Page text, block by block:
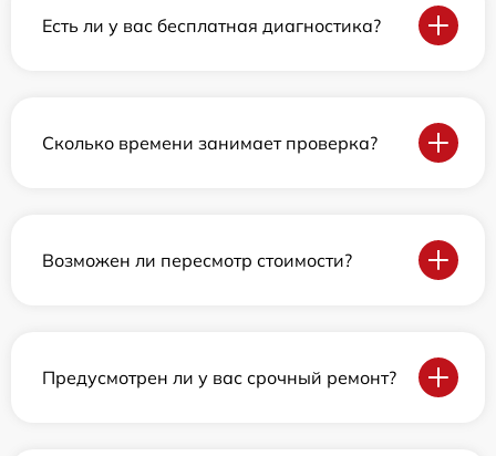
Есть ли у вас бесплатная диагностика?
Сколько времени занимает проверка?
Возможен ли пересмотр стоимости?
Предусмотрен ли у вас срочный ремонт?